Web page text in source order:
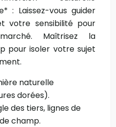
: Laissez-vous guider
votre sensibilité pour
Maîtrisez la
pour isoler votre sujet
naturelle
dorées).
des tiers, lignes de
champ.